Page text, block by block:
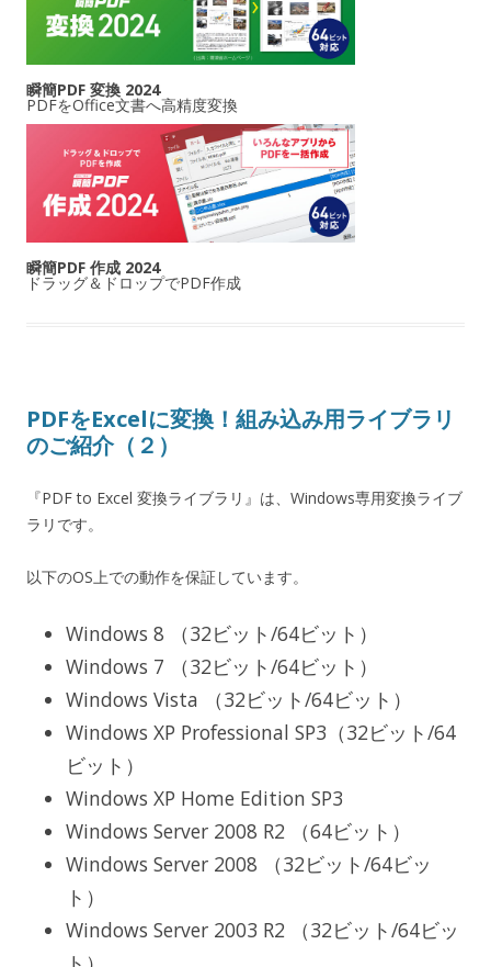
瞬簡PDF 変換 2024
PDFをOffice文書へ高精度変換
瞬簡PDF 作成 2024
ドラッグ＆ドロップでPDF作成
PDFをExcelに変換！組み込み用ライブラリ
のご紹介（２）
『PDF to Excel 変換ライブラリ』は、Windows専用変換ライブ
ラリです。
以下のOS上での動作を保証しています。
Windows 8 （32ビット/64ビット）
Windows 7 （32ビット/64ビット）
Windows Vista （32ビット/64ビット）
Windows XP Professional SP3（32ビット/64
ビット）
Windows XP Home Edition SP3
Windows Server 2008 R2 （64ビット）
Windows Server 2008 （32ビット/64ビッ
ト）
Windows Server 2003 R2 （32ビット/64ビッ